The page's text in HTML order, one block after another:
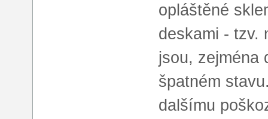
opláštěné
deskami - tzv.
jsou, zejména
špatném
dalšímu